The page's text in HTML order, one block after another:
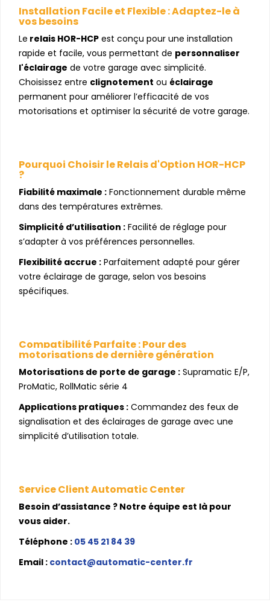
Installation Facile et Flexible : Adaptez-le à
vos besoins
Le relais HOR-HCP est conçu pour une installation
rapide et facile, vous permettant de personnaliser
l'éclairage de votre garage avec simplicité.
Choisissez entre clignotement ou éclairage
permanent pour améliorer l’efficacité de vos
motorisations et optimiser la sécurité de votre garage.
Pourquoi Choisir le Relais d'Option HOR-HCP
?
Fiabilité maximale : Fonctionnement durable même
dans des températures extrêmes.
Simplicité d’utilisation : Facilité de réglage pour
s’adapter à vos préférences personnelles.
Flexibilité accrue : Parfaitement adapté pour gérer
votre éclairage de garage, selon vos besoins
spécifiques.
Compatibilité Parfaite : Pour des
motorisations de dernière génération
Motorisations de porte de garage : Supramatic E/P,
ProMatic, RollMatic série 4
Applications pratiques : Commandez des feux de
signalisation et des éclairages de garage avec une
simplicité d’utilisation totale.
Service Client Automatic Center
Besoin d’assistance ? Notre équipe est là pour
vous aider.
Téléphone : 05 45 21 84 39
Email : contact@automatic-center.fr